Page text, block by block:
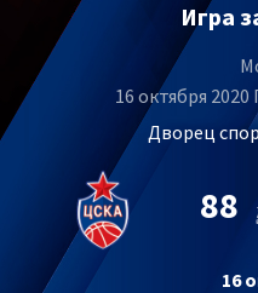
Игра
16 октября
Дворец
88
16